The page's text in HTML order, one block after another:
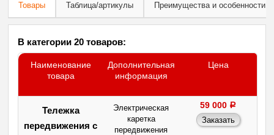
Товары Таблица/артикулы Преимущества и особенности
В категории 20 товаров:
Наименование
товара
Дополнительная
информация
Цена
Тележка
передвижения с
Электрическая
каретка
передвижения
59 000 a